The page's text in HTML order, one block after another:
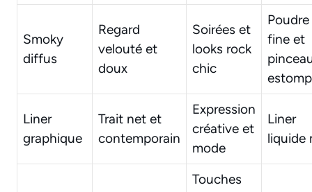
Smoky
diffus
Regard
velouté et
doux
Soirées et
looks rock
chic
Poudre
fine et
Liner
graphique
Trait net et
contemporain
Expression
créative et
mode
Liner
liquide
Touches